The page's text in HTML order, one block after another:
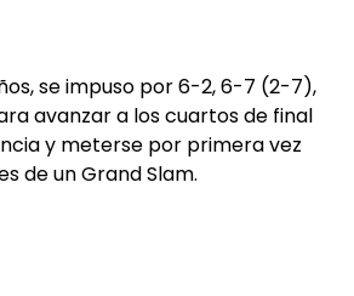
se impuso por 6-2, 6-7 (2-7),
avanzar a los cuartos de final
y meterse por primera vez
de un Grand Slam.